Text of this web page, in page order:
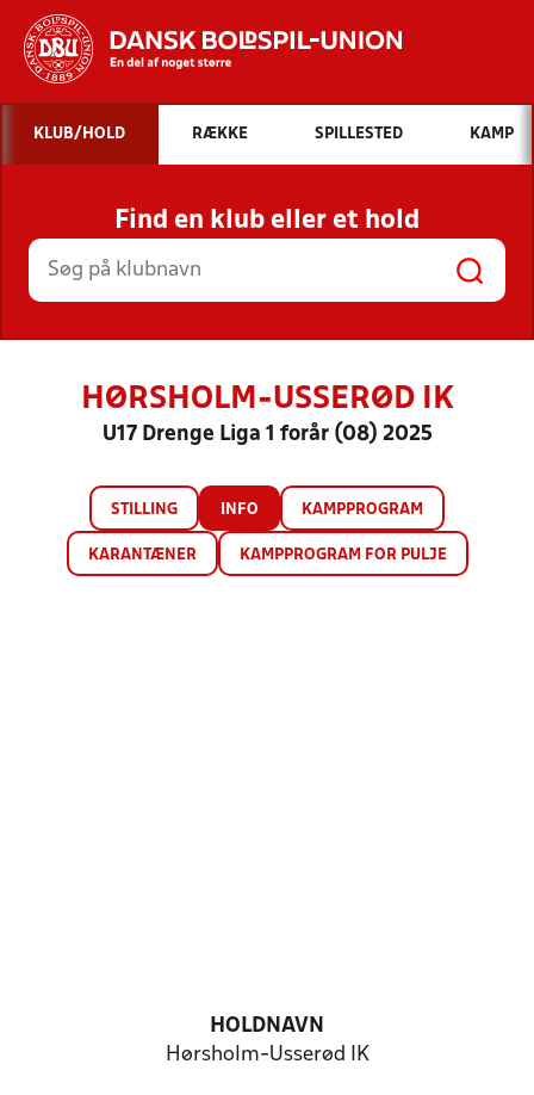
Hvad vil du søge efter?
INDHOLD OG NYHEDER
STILLINGER, RESULTATER, KLUBBER OG
HOLD
KLUB/HOLD RÆKKE SPILLESTED KAMP
Find en klub eller et hold
HØRSHOLM-USSERØD IK
U17 Drenge Liga 1 forår (08) 2025
STILLING INFO KAMPPROGRAM
KARANTÆNER KAMPPROGRAM FOR PULJE
HOLDNAVN
Hørsholm-Usserød IK